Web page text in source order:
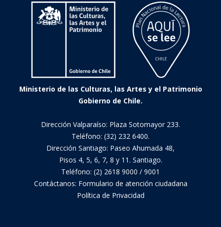
Ministerio de las Culturas, las Artes y el Patrimonio
Gobierno de Chile.
Dirección Valparaíso: Plaza Sotomayor 233.
Teléfono: (32) 232 6400.
Dirección Santiago: Paseo Ahumada 48,
Pisos 4, 5, 6, 7, 8 y 11. Santiago.
Teléfono: (2) 2618 9000 / 9001
Contáctanos: Formulario de atención ciudadana
Política de Privacidad